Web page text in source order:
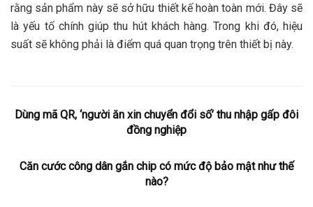
rằng sản phẩm này sẽ sở hữu thiết kế hoàn toàn mới. Đây sẽ
là yếu tố chính giúp thu hút khách hàng. Trong khi đó, hiệu
suất sẽ không phải là điểm quá quan trọng trên thiết bị này.
Dùng mã QR, ‘người ăn xin chuyển đổi số’ thu nhập gấp đôi
đồng nghiệp
Căn cước công dân gắn chip có mức độ bảo mật như thế
nào?